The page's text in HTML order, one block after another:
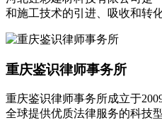
和施工技术的引进、吸收和转
重庆鉴识律师事务所
重庆鉴识律师事务所成立于
全球提供优质法律服务的科技